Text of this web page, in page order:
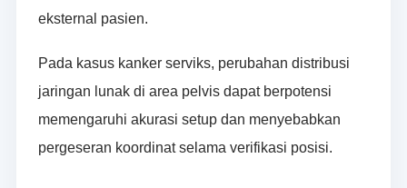
eksternal pasien.
Pada kasus kanker serviks, perubahan distribusi
jaringan lunak di area pelvis dapat berpotensi
memengaruhi akurasi setup dan menyebabkan
pergeseran koordinat selama verifikasi posisi.